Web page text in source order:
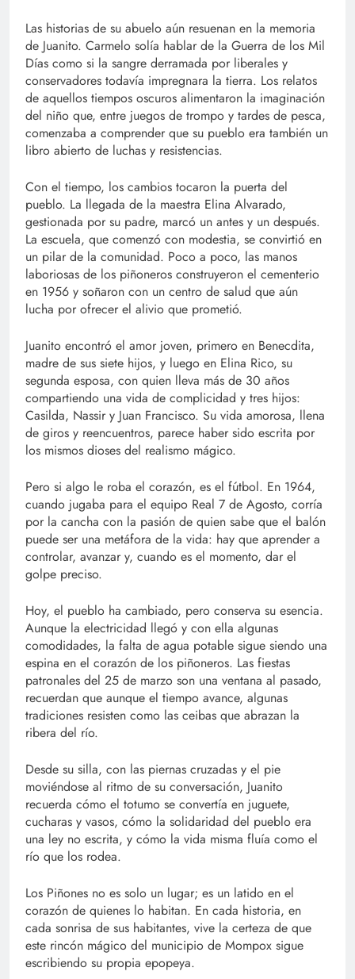
Las historias de su abuelo aún resuenan en la memoria
de Juanito. Carmelo solía hablar de la Guerra de los Mil
Días como si la sangre derramada por liberales y
conservadores todavía impregnara la tierra. Los relatos
de aquellos tiempos oscuros alimentaron la imaginación
del niño que, entre juegos de trompo y tardes de pesca,
comenzaba a comprender que su pueblo era también un
libro abierto de luchas y resistencias.
Con el tiempo, los cambios tocaron la puerta del
pueblo. La llegada de la maestra Elina Alvarado,
gestionada por su padre, marcó un antes y un después.
La escuela, que comenzó con modestia, se convirtió en
un pilar de la comunidad. Poco a poco, las manos
laboriosas de los piñoneros construyeron el cementerio
en 1956 y soñaron con un centro de salud que aún
lucha por ofrecer el alivio que prometió.
Juanito encontró el amor joven, primero en Benecdita,
madre de sus siete hijos, y luego en Elina Rico, su
segunda esposa, con quien lleva más de 30 años
compartiendo una vida de complicidad y tres hijos:
Casilda, Nassir y Juan Francisco. Su vida amorosa, llena
de giros y reencuentros, parece haber sido escrita por
los mismos dioses del realismo mágico.
Pero si algo le roba el corazón, es el fútbol. En 1964,
cuando jugaba para el equipo Real 7 de Agosto, corría
por la cancha con la pasión de quien sabe que el balón
puede ser una metáfora de la vida: hay que aprender a
controlar, avanzar y, cuando es el momento, dar el
golpe preciso.
Hoy, el pueblo ha cambiado, pero conserva su esencia.
Aunque la electricidad llegó y con ella algunas
comodidades, la falta de agua potable sigue siendo una
espina en el corazón de los piñoneros. Las fiestas
patronales del 25 de marzo son una ventana al pasado,
recuerdan que aunque el tiempo avance, algunas
tradiciones resisten como las ceibas que abrazan la
ribera del río.
Desde su silla, con las piernas cruzadas y el pie
moviéndose al ritmo de su conversación, Juanito
recuerda cómo el totumo se convertía en juguete,
cucharas y vasos, cómo la solidaridad del pueblo era
una ley no escrita, y cómo la vida misma fluía como el
río que los rodea.
Los Piñones no es solo un lugar; es un latido en el
corazón de quienes lo habitan. En cada historia, en
cada sonrisa de sus habitantes, vive la certeza de que
este rincón mágico del municipio de Mompox sigue
escribiendo su propia epopeya.